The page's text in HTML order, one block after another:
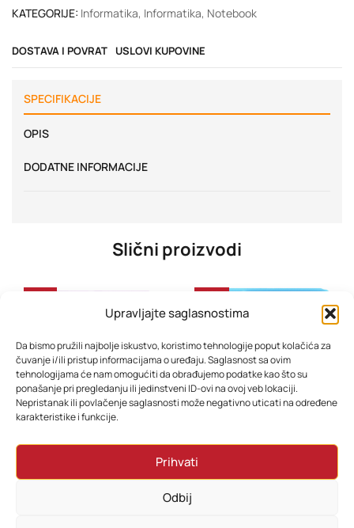
Upravljajte saglasnostima
Da bismo pružili najbolje iskustvo, koristimo tehnologije poput kolačića za
čuvanje i/ili pristup informacijama o uređaju. Saglasnost sa ovim
tehnologijama će nam omogućiti da obrađujemo podatke kao što su
ponašanje pri pregledanju ili jedinstveni ID-ovi na ovoj veb lokaciji.
Nepristanak ili povlačenje saglasnosti može negativno uticati na određene
karakteristike i funkcije.
Prihvati
Odbij
KATEGORIJE: Informatika, Informatika, Notebook
DOSTAVA I POVRAT USLOVI KUPOVINE
SPECIFIKACIJE
OPIS
DODATNE INFORMACIJE
Slični proizvodi
-31% -28%